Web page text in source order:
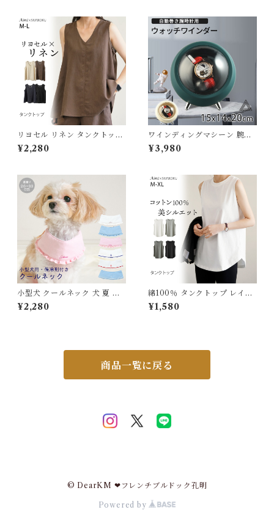
ラル定番 シンプル おしゃれ 人
気 春夏秋 5682288【水沐良
品】
ム風船 ラバーシューズ 犬 快適
風船 ソックス 肉球保護 熱い 1
2枚セット 雨の日 汚れ防止 滑
り止め レインシューズ 防水 レ
ッド PZ0103-S
リヨセル リネン タンクトップ
ノースリーブ トップス Vネッ
ク ゆったり 4色展開 麻 レディ
シック シンプル 定番 ナチュラ
ル J-86895 スイモク【水沐
良品】
¥2,280
ワインディングマシーン 腕時
計 自動巻き 保管 自動巻き上げ
機 ウォッチワインダー 時計ケ
超静音設計 父の日 贈り物 静音
静か インテリア ホワイト グリ
ーン 自動巻き機 G276
¥3,980
小型犬 クールネック 犬 夏 長
時間保冷 4層構造 保冷剤付き
幅5.2cm 可愛い フリル付き
ネッククーラー クールバンダ
い 【首回り26～33cm】 776
¥2,280
綿100％ タンクトップ レイヤ
ード インナー レディース 重ね
着 レイヤードインナー ノース
り 着痩せ 春 夏 ホワイト ブラ
ク【水沐良品】
¥1,580
商品一覧に戻る
© DearKM ❤︎フレンチブルドック孔明
Powered by